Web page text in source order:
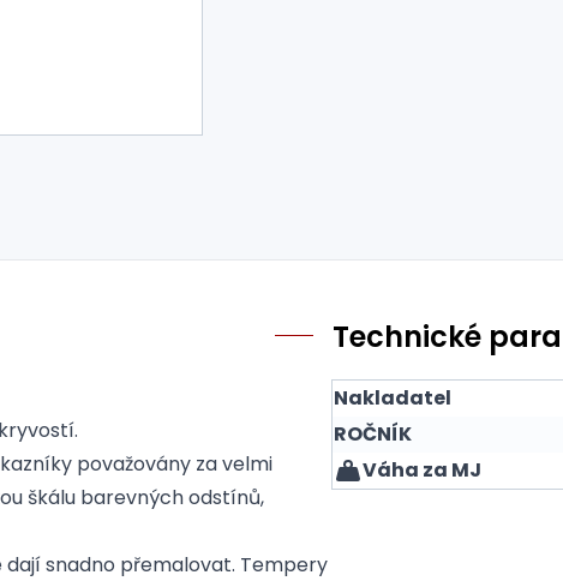
považovány za velmi
škálu barevných odstínů,
snadno přemalovat. Tempery
Technické
Nakladatel
ROČNÍK
Váha za MJ